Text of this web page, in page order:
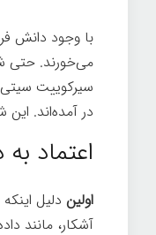
با وجود دانش
می‌خورند. حتی
سیرکوییت
در آمده‌اند.
اعتماد
اولین دلیل
آشکار، مانند